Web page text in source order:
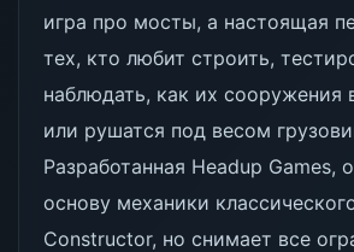
игра про мосты, а настоящая
тех, кто любит строить,
наблюдать, как их
или рушатся под весом
Разработанная Headup Games,
основу механики
Constructor, но снимает все